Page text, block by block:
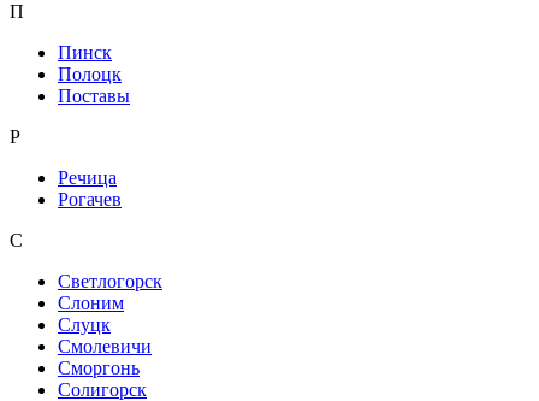
П
Пинск
Полоцк
Поставы
Р
Речица
Рогачев
С
Светлогорск
Слоним
Слуцк
Смолевичи
Сморгонь
Солигорск